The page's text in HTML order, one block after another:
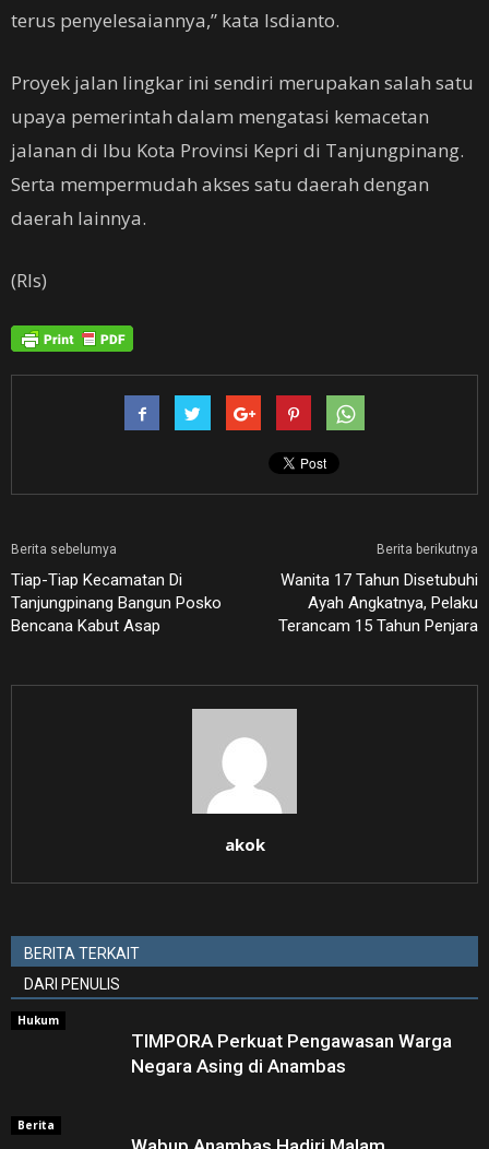
terus penyelesaiannya,” kata Isdianto.
Proyek jalan lingkar ini sendiri merupakan salah satu
upaya pemerintah dalam mengatasi kemacetan
jalanan di Ibu Kota Provinsi Kepri di Tanjungpinang.
Serta mempermudah akses satu daerah dengan
daerah lainnya.
(Rls)
Berita sebelumya
Tiap-Tiap Kecamatan Di
Tanjungpinang Bangun Posko
Bencana Kabut Asap
Berita berikutnya
Wanita 17 Tahun Disetubuhi
Ayah Angkatnya, Pelaku
Terancam 15 Tahun Penjara
akok
BERITA TERKAIT
DARI PENULIS
Hukum
TIMPORA Perkuat Pengawasan Warga
Negara Asing di Anambas ‎
Berita